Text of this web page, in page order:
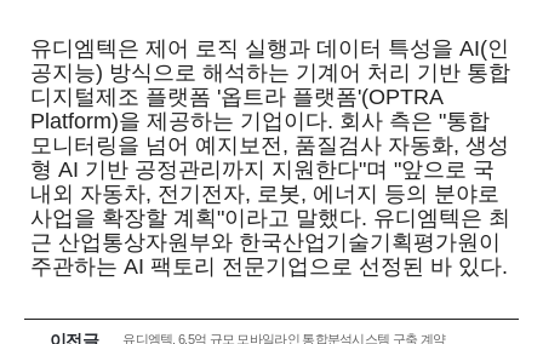
유디엠텍은 제어 로직 실행과 데이터 특성을 AI(인
공지능) 방식으로 해석하는 기계어 처리 기반 통합
디지털제조 플랫폼 '옵트라 플랫폼'(OPTRA
Platform)을 제공하는 기업이다. 회사 측은 "통합
모니터링을 넘어 예지보전, 품질검사 자동화, 생성
형 AI 기반 공정관리까지 지원한다"며 "앞으로 국
내외 자동차, 전기전자, 로봇, 에너지 등의 분야로
사업을 확장할 계획"이라고 말했다. 유디엠텍은 최
근 산업통상자원부와 한국산업기술기획평가원이
주관하는 AI 팩토리 전문기업으로 선정된 바 있다.
이전글 유디엠텍, 6.5억 규모 모바일라인 통합분석시스템 구축 계약